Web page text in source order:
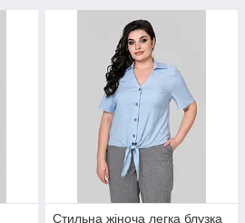
Стильна жіноча легка блузка